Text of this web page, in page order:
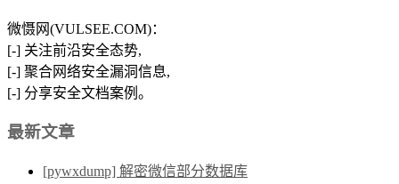
微慑网(VULSEE.COM)：
[-] 关注前沿安全态势,
[-] 聚合网络安全漏洞信息,
[-] 分享安全文档案例。
最新文章
[pywxdump] 解密微信部分数据库